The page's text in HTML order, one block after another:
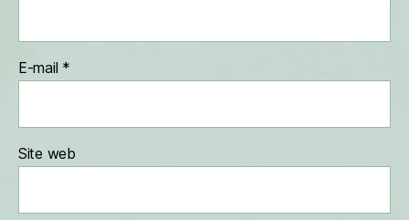
E-mail *
Site web